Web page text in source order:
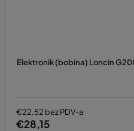
Elektronik (bobina) Loncin
€22,52 bez PDV-a
€28,15